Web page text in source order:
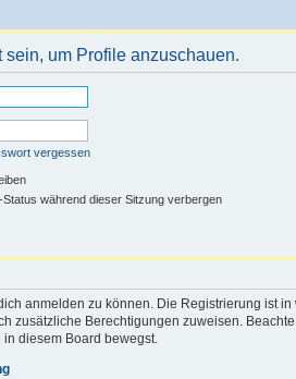
um Profile anzuschauen.
vergessen
Status während dieser Sitzung verbergen
anmelden zu können. Die Registrierung ist
zusätzliche Berechtigungen zuweisen.
diesem Board bewegst.